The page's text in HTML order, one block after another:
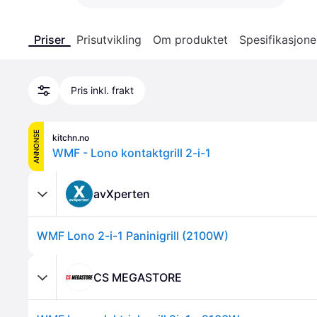
Priser Prisutvikling Om produktet
Pris inkl. frakt
ANNONSE kitchn.no
WMF - Lono kontaktgrill 2-i-1
avXperten
WMF Lono 2-i-1 Paninigrill (2100W)
CS MEGASTORE